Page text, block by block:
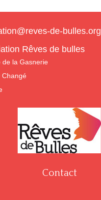
de-bulles.org
Rêves de bulles
la Gasnerie
Contact